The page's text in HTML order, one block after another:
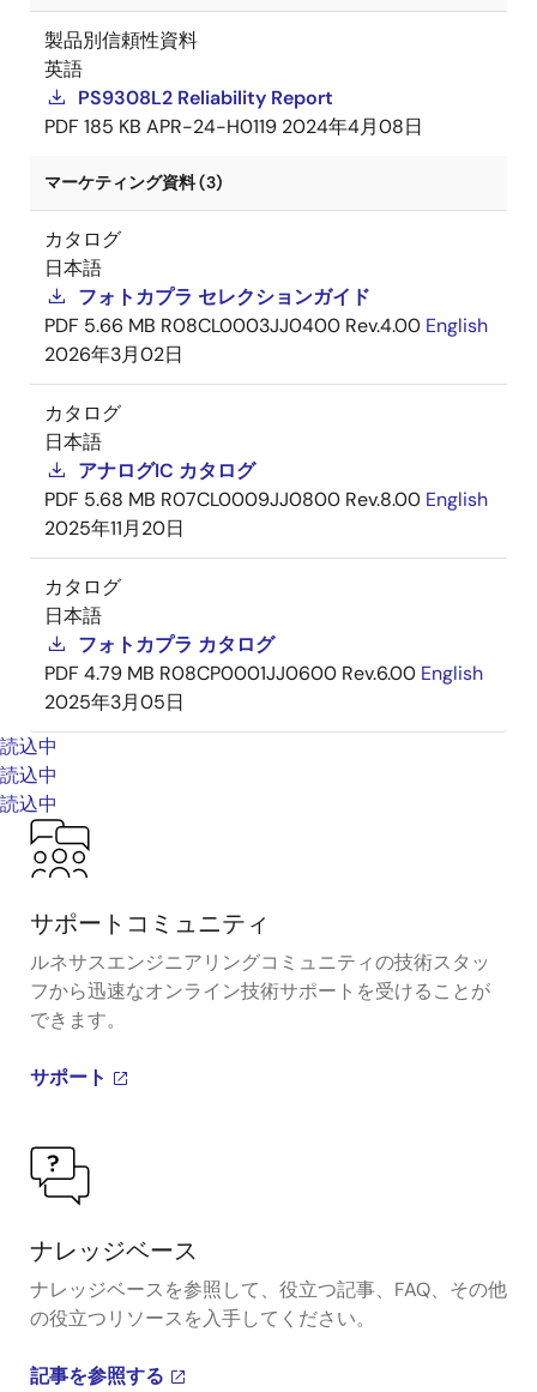
製品別信頼性資料
英語
PS9308L2 Reliability Report
PDF 185 KB APR-24-H0119 2024年4月08日
マーケティング資料 (3)
カタログ
日本語
フォトカプラ セレクションガイド
PDF 5.66 MB R08CL0003JJ0400 Rev.4.00 English
2026年3月02日
カタログ
日本語
アナログIC カタログ
PDF 5.68 MB R07CL0009JJ0800 Rev.8.00 English
2025年11月20日
カタログ
日本語
フォトカプラ カタログ
PDF 4.79 MB R08CP0001JJ0600 Rev.6.00 English
2025年3月05日
読込中
読込中
読込中
サポートコミュニティ
ルネサスエンジニアリングコミュニティの技術スタッ
フから迅速なオンライン技術サポートを受けることが
できます。
サポート
ナレッジベース
ナレッジベースを参照して、役立つ記事、FAQ、その他
の役立つリソースを入手してください。
記事を参照する